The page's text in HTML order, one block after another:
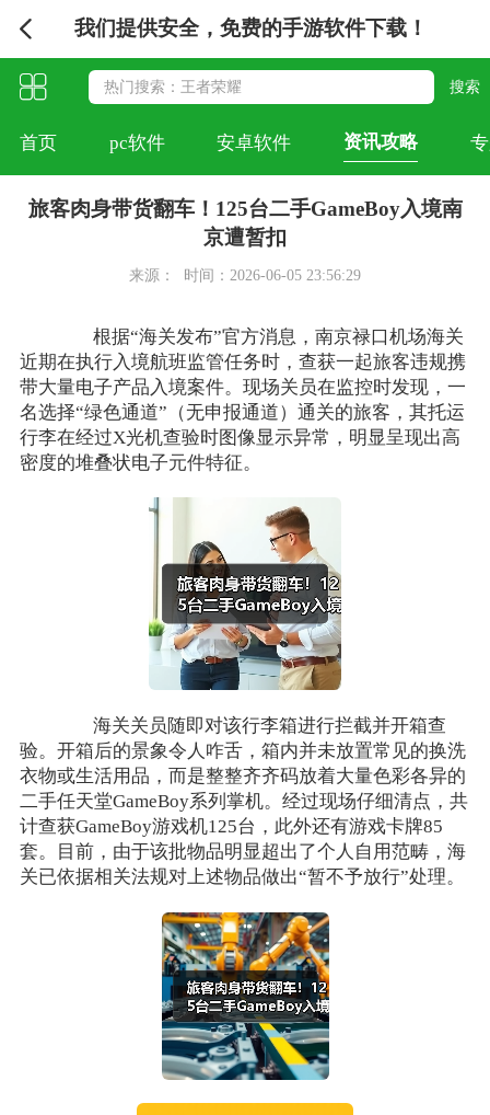
我们提供安全，免费的手游软件下载！
首页 pc软件 安卓软件 资讯攻略
旅客肉身带货翻车！125台二手GameBoy入境南
京遭暂扣
来源： 时间：2026-06-05 23:56:29
根据“海关发布”官方消息，南京禄口机场海关
近期在执行入境航班监管任务时，查获一起旅客违规携
带大量电子产品入境案件。现场关员在监控时发现，一
名选择“绿色通道”（无申报通道）通关的旅客，其托运
行李在经过X光机查验时图像显示异常，明显呈现出高
密度的堆叠状电子元件特征。
海关关员随即对该行李箱进行拦截并开箱查
验。开箱后的景象令人咋舌，箱内并未放置常见的换洗
衣物或生活用品，而是整整齐齐码放着大量色彩各异的
二手任天堂GameBoy系列掌机。经过现场仔细清点，共
计查获GameBoy游戏机125台，此外还有游戏卡牌85
套。目前，由于该批物品明显超出了个人自用范畴，海
关已依据相关法规对上述物品做出“暂不予放行”处理。